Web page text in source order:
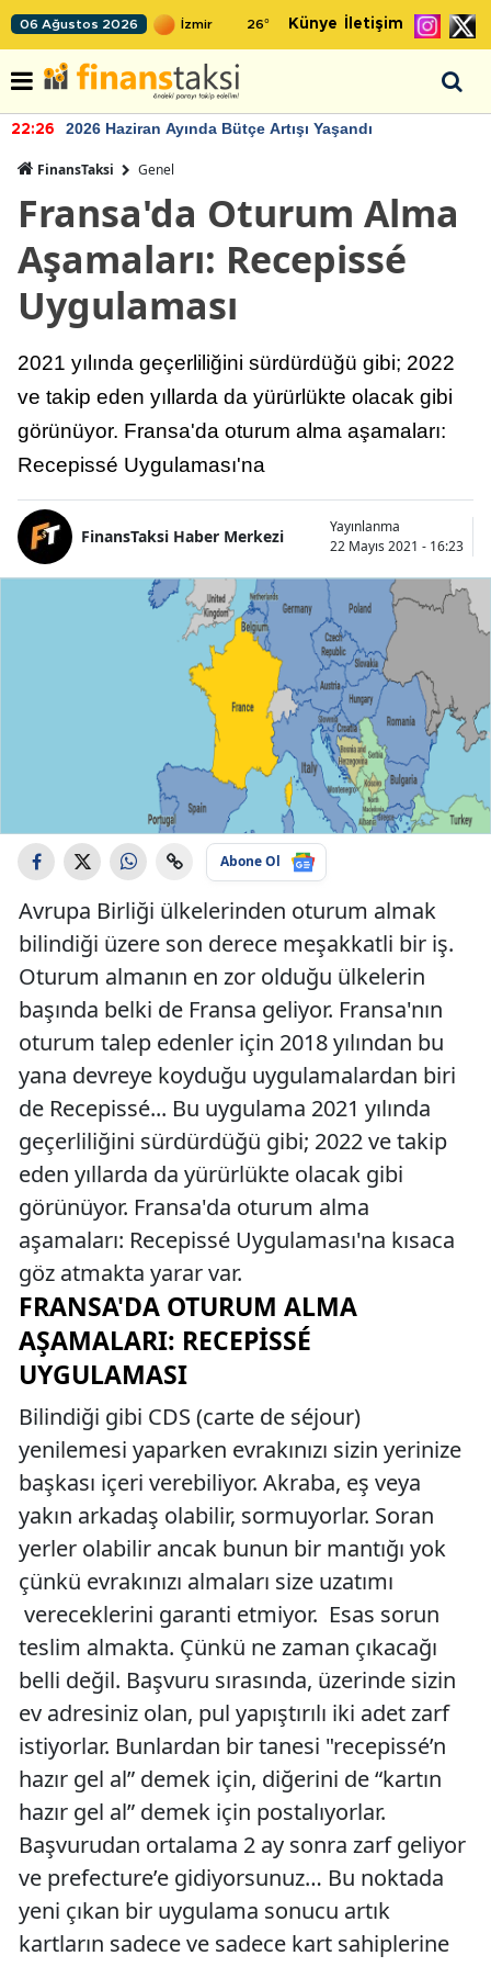
06 Ağustos 2026 26° Künye İletişim
22:26 2026 Haziran Ayında Bütçe Artışı Yaşandı
FinansTaksi Genel
Fransa'da Oturum Alma
Aşamaları: Recepissé
Uygulaması
2021 yılında geçerliliğini sürdürdüğü gibi; 2022
ve takip eden yıllarda da yürürlükte olacak gibi
görünüyor. Fransa'da oturum alma aşamaları:
Recepissé Uygulaması'na
FinansTaksi Haber Merkezi
Yayınlanma
22 Mayıs 2021 - 16:23
Abone Ol
Avrupa Birliği ülkelerinden oturum almak
bilindiği üzere son derece meşakkatli bir iş.
Oturum almanın en zor olduğu ülkelerin
başında belki de Fransa geliyor. Fransa'nın
oturum talep edenler için 2018 yılından bu
yana devreye koyduğu uygulamalardan biri
de Recepissé... Bu uygulama 2021 yılında
geçerliliğini sürdürdüğü gibi; 2022 ve takip
eden yıllarda da yürürlükte olacak gibi
görünüyor. Fransa'da oturum alma
aşamaları: Recepissé Uygulaması'na kısaca
göz atmakta yarar var.
FRANSA'DA OTURUM ALMA
AŞAMALARI: RECEPISSÉ
UYGULAMASI
Bilindiği gibi CDS (carte de séjour)
yenilemesi yaparken evrakınızı sizin yerinize
başkası içeri verebiliyor. Akraba, eş veya
yakın arkadaş olabilir, sormuyorlar. Soran
yerler olabilir ancak bunun bir mantığı yok
çünkü evrakınızı almaları size uzatımı
vereceklerini garanti etmiyor. Esas sorun
teslim almakta. Çünkü ne zaman çıkacağı
belli değil. Başvuru sırasında, üzerinde sizin
ev adresiniz olan, pul yapıştırılı iki adet zarf
istiyorlar. Bunlardan bir tanesi "recepissé’n
hazır gel al” demek için, diğerini de “kartın
hazır gel al” demek için postalıyorlar.
Başvurudan ortalama 2 ay sonra zarf geliyor
ve prefecture’e gidiyorsunuz… Bu noktada
yeni çıkan bir uygulama sonucu artık
kartların sadece ve sadece kart sahiplerine